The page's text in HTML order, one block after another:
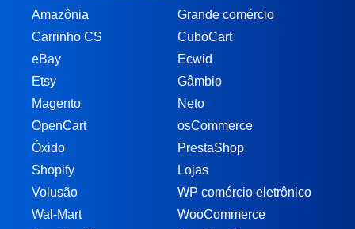
Amazônia
Grande comércio
Carrinho CS
CuboCart
eBay
Ecwid
Etsy
Gâmbio
Magento
Neto
OpenCart
osCommerce
Óxido
PrestaShop
Shopify
Lojas
Volusão
WP comércio eletrônico
Wal-Mart
WooCommerce